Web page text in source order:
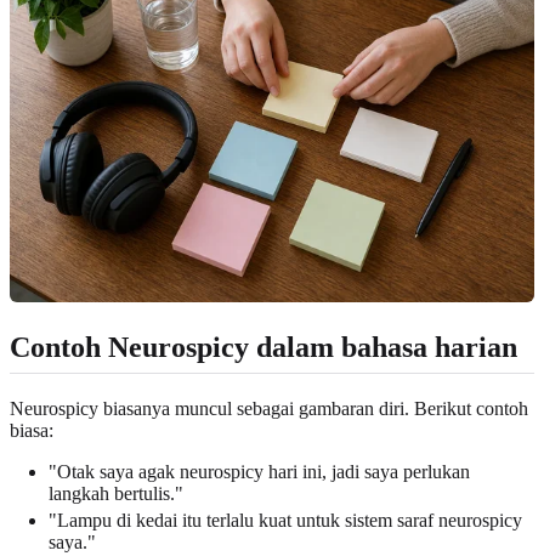
Contoh Neurospicy dalam bahasa harian
Neurospicy biasanya muncul sebagai gambaran diri. Berikut contoh
biasa:
"Otak saya agak neurospicy hari ini, jadi saya perlukan
langkah bertulis."
"Lampu di kedai itu terlalu kuat untuk sistem saraf neurospicy
saya."